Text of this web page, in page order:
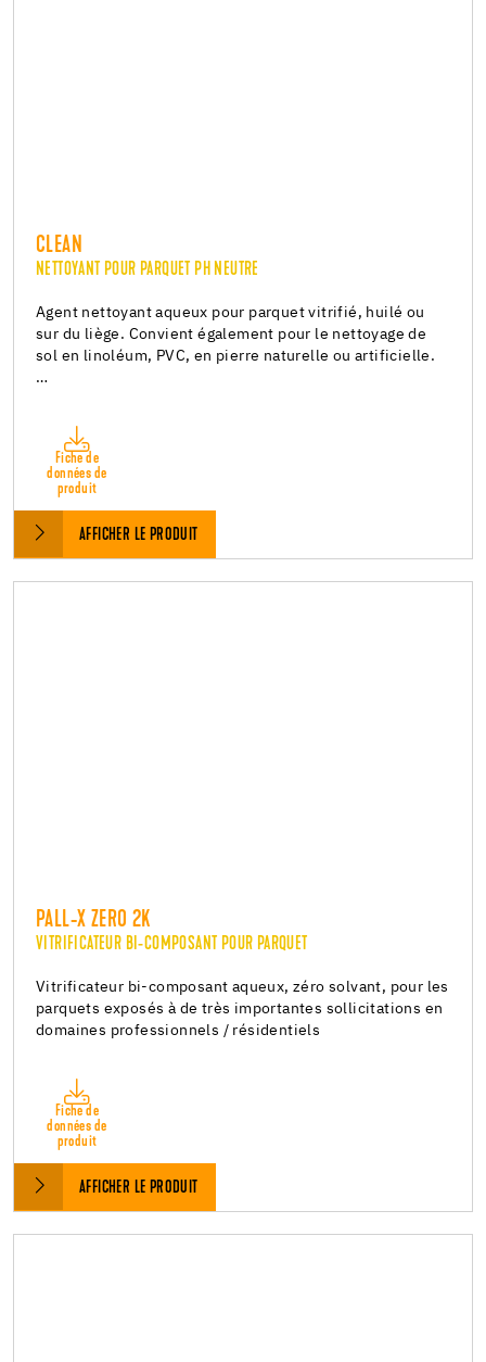
CLEAN
NETTOYANT POUR PARQUET PH NEUTRE
Agent nettoyant aqueux pour parquet vitrifié, huilé ou
sur du liège. Convient également pour le nettoyage de
sol en linoléum, PVC, en pierre naturelle ou artificielle.
…
Fiche de
données de
produit
AFFICHER LE PRODUIT
PALL-X ZERO 2K
VITRIFICATEUR BI-COMPOSANT POUR PARQUET
Vitrificateur bi-composant aqueux, zéro solvant, pour les
parquets exposés à de très importantes sollicitations en
domaines professionnels / résidentiels
Fiche de
données de
produit
AFFICHER LE PRODUIT